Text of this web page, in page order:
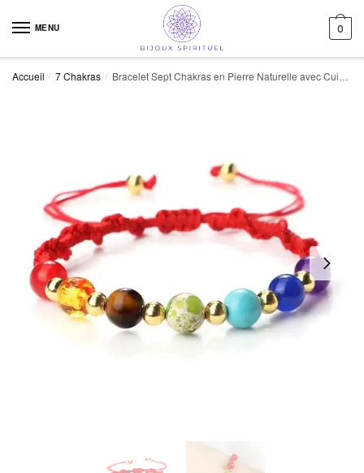
MENU 0
Accueil / 7 Chakras / Bracelet Sept Chakras en Pierre Naturelle avec Cuivre pour L’harmonie